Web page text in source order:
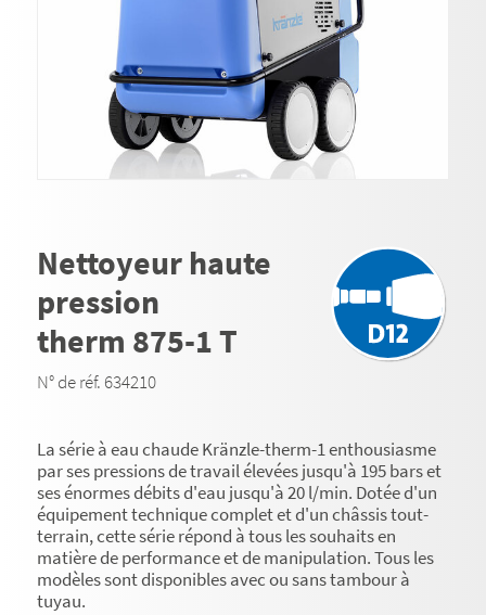
Nettoyeur haute
pression
therm 875-1 T
N° de réf. 634210
La série à eau chaude Kränzle-therm-1 enthousiasme
par ses pressions de travail élevées jusqu'à 195 bars et
ses énormes débits d'eau jusqu'à 20 l/min. Dotée d'un
équipement technique complet et d'un châssis tout-
terrain, cette série répond à tous les souhaits en
matière de performance et de manipulation. Tous les
modèles sont disponibles avec ou sans tambour à
tuyau.